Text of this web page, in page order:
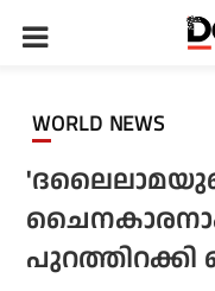
WORLD NEWS